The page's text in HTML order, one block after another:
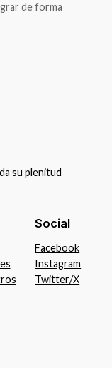
de forma
su plenitud
Social
Facebook
Instagram
Twitter/X